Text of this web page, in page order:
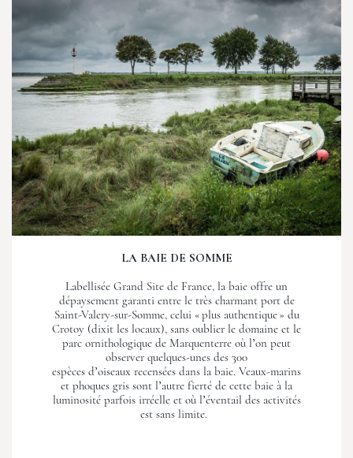
LA BAIE DE SOMME
Labellisée Grand Site de France, la baie offre un
dépaysement garanti entre le très charmant port de
Saint-Valery-sur-Somme, celui « plus authentique » du
Crotoy (dixit les locaux), sans oublier le domaine et le
parc ornithologique de Marquenterre où l’on peut
observer quelques-unes des 300
espèces d’oiseaux recensées dans la baie. Veaux-marins
et phoques gris sont l’autre fierté de cette baie à la
luminosité parfois irréelle et où l’éventail des activités
est sans limite.